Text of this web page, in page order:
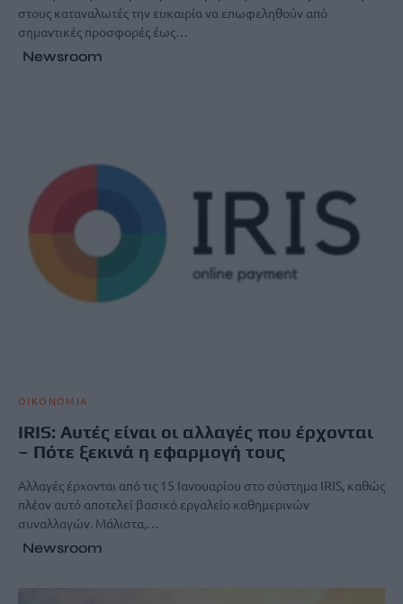
στους καταναλωτές την ευκαιρία να επωφεληθούν από
σημαντικές προσφορές έως…
Newsroom
ΟΙΚΟΝΟΜΙΑ
IRIS: Αυτές είναι οι αλλαγές που έρχονται
– Πότε ξεκινά η εφαρμογή τους
Αλλαγές έρχονται από τις 15 Ιανουαρίου στο σύστημα IRIS, καθώς
πλέον αυτό αποτελεί βασικό εργαλείο καθημερινών
συναλλαγών. Μάλιστα,…
Newsroom